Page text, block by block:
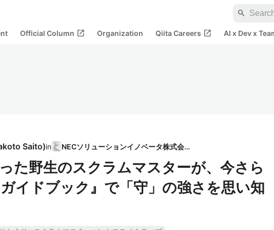
search
Official Column open_in_new Organization Qiita Careers open_in_new AI x Dev x
Saito)in NECソリューションイノベータ株式会社
った野生のスクラムマスターが、今さら
ガイドブック』で「守」の強さを思い知